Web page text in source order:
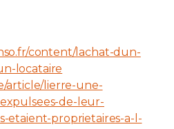
content/lachat-dun-
locataire
article/lierre-une-
de-leur-
etaient-proprietaires-a-l-